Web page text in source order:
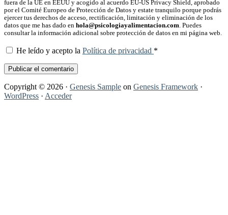
fuera de la UE en EEUU y acogido al acuerdo EU-US Privacy Shield, aprobado
por el Comité Europeo de Protección de Datos y estate tranquilo porque podrás
ejercer tus derechos de acceso, rectificación, limitación y eliminación de los
datos que me has dado en hola@psicologiayalimentacion.com. Puedes
consultar la información adicional sobre protección de datos en mi página web.
He leído y acepto la Política de privacidad *
Copyright © 2026 · Genesis Sample on Genesis Framework ·
WordPress · Acceder